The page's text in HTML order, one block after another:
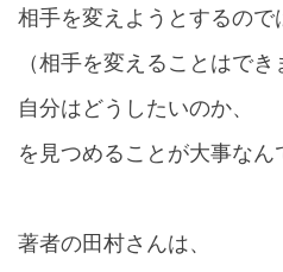
相手を変えようとするので
（相手を変えることはでき
自分はどうしたいのか、
を見つめることが大事なん
著者の田村さんは、